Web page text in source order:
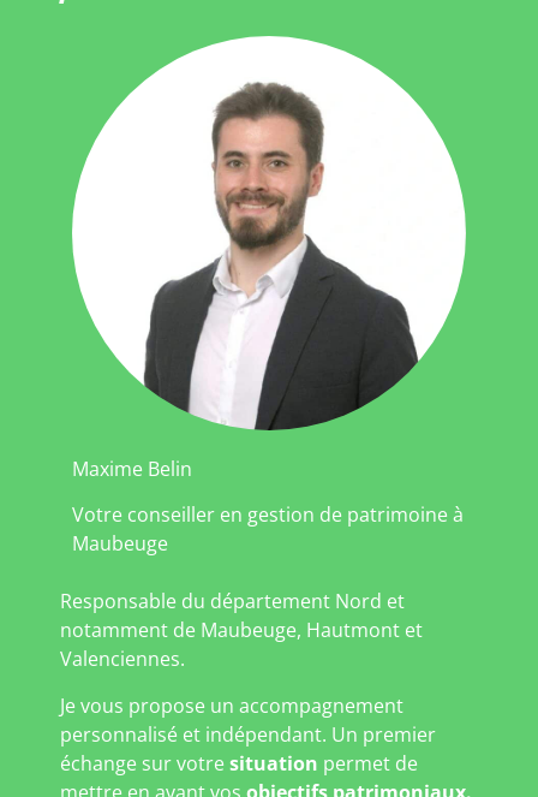
Maxime Belin
Votre conseiller en gestion de patrimoine à
Maubeuge
Responsable du département Nord et
notamment de Maubeuge, Hautmont et
Valenciennes.
Je vous propose un accompagnement
personnalisé et indépendant. Un premier
échange sur votresituation permet de